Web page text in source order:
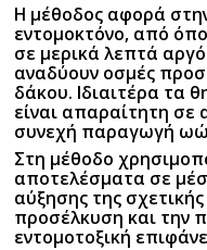
Η μέθοδος αφορά
εντομοκτόνο, από
σε μερικά λεπτά
αναδύουν οσμές
δάκου. Ιδιαιτέρα τα
είναι απαραίτητη
συνεχή παραγωγή
Στη μέθοδο
αποτελέσματα σε
αύξησης της
προσέλκυση και την
εντομοτοξική